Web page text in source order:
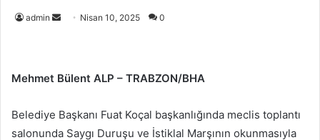
admin
Bir
Nisan 10, 2025 0
Mehmet Bülent ALP – TRABZON/BHA
Belediye Başkanı Fuat Koçal başkanlığında meclis toplantı
salonunda Saygı Duruşu ve İstiklal Marşının okunmasıyla